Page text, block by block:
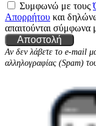
Συμφωνώ με τους
Απορρήτου και
απαιτούνται σύμφωνα
Αποστολή
Αν δεν λάβετε το e-mail
αλληλογραφίας (Spam)